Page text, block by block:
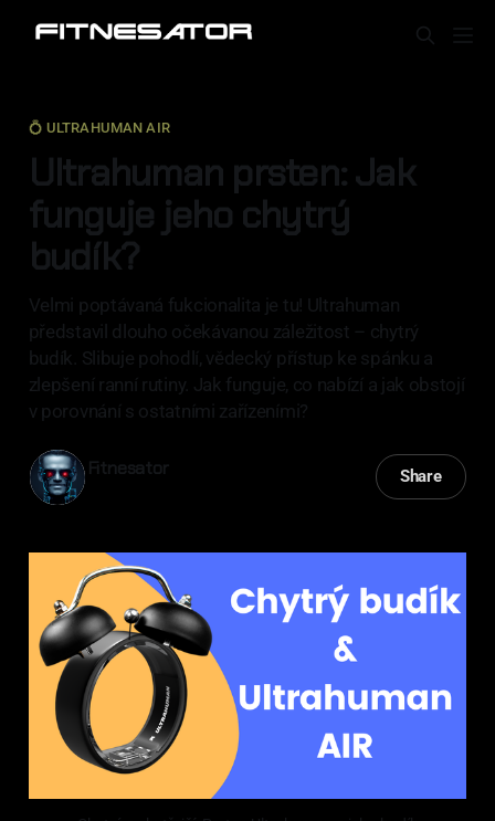
💍 ULTRAHUMAN AIR
Ultrahuman prsten: Jak
funguje jeho chytrý
budík?
Velmi poptávaná fukcionalita je tu! Ultrahuman
představil dlouho očekávanou záležitost – chytrý
budík. Slibuje pohodlí, vědecký přístup ke spánku a
zlepšení ranní rutiny. Jak funguje, co nabízí a jak obstojí
v porovnání s ostatními zařízeními?
Fitnesator Share